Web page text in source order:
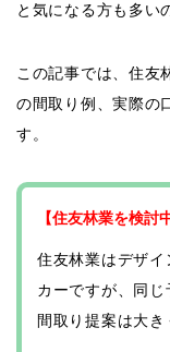
と気になる方も多い
この記事では、住友
の間取り例、実際の
す。
【住友林業を検討
住友林業はデザ
カーですが、同
間取り提案は大き